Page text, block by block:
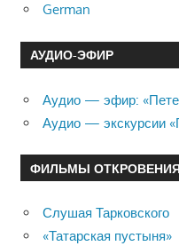
German
АУДИО-ЭФИР
Аудио — эфир:
Аудио — экскурсии
ФИЛЬМЫ
Слушая Тарковского
«Татарская пустыня»